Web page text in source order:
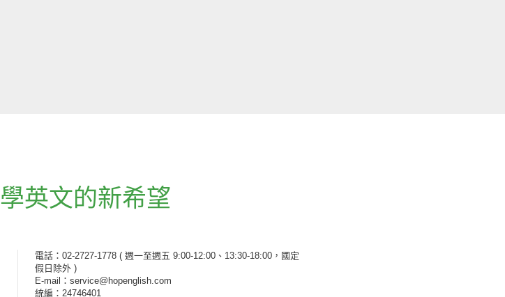
學英文的新希望
電話：02-2727-1778 ( 週一至週五 9:00-12:00、13:30-18:00，國定
假日除外 )
E-mail：service@hopenglish.com
統編：24746401